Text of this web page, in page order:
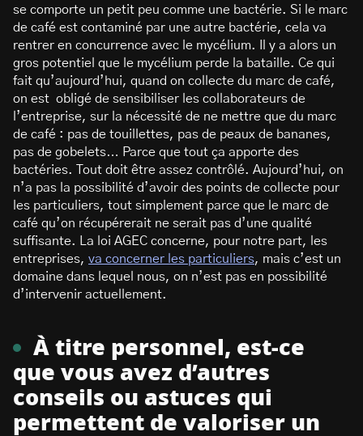
se comporte un petit peu comme une bactérie. Si le marc
de café est contaminé par une autre bactérie, cela va
rentrer en concurrence avec le mycélium. Il y a alors un
gros potentiel que le mycélium perde la bataille. Ce qui
fait qu’aujourd’hui, quand on collecte du marc de café,
on est obligé de sensibiliser les collaborateurs de
l’entreprise, sur la nécessité de ne mettre que du marc
de café : pas de touillettes, pas de peaux de bananes,
pas de gobelets… Parce que tout ça apporte des
bactéries. Tout doit être assez contrôlé. Aujourd’hui, on
n’a pas la possibilité d’avoir des points de collecte pour
les particuliers, tout simplement parce que le marc de
café qu’on récupérerait ne serait pas d’une qualité
suffisante. La loi AGEC concerne, pour notre part, les
entreprises, va concerner les particuliers, mais c’est un
domaine dans lequel nous, on n’est pas en possibilité
d’intervenir actuellement.
À titre personnel, est-ce
que vous avez d’autres
conseils ou astuces qui
permettent de valoriser un